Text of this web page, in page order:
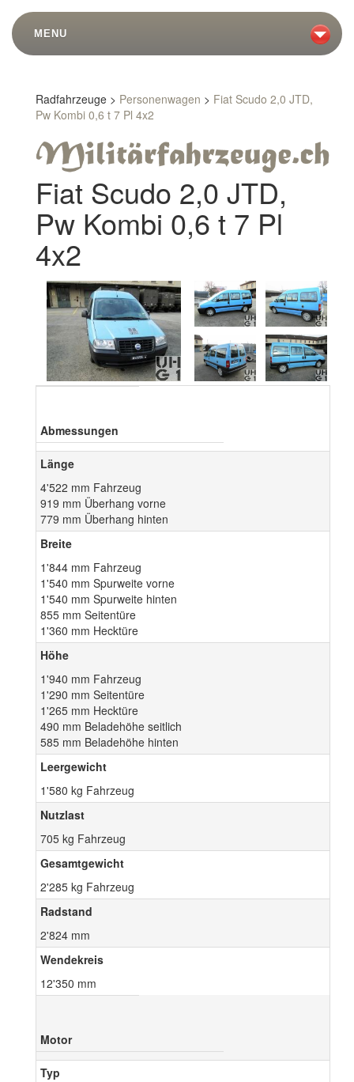
MENU
Radfahrzeuge > Personenwagen > Fiat Scudo 2,0 JTD,
Pw Kombi 0,6 t 7 Pl 4x2
Fiat Scudo 2,0 JTD,
Pw Kombi 0,6 t 7 Pl
4x2
Abmessungen
Länge
4'522 mm Fahrzeug
919 mm Überhang vorne
779 mm Überhang hinten
Breite
1'844 mm Fahrzeug
1'540 mm Spurweite vorne
1'540 mm Spurweite hinten
855 mm Seitentüre
1'360 mm Hecktüre
Höhe
1'940 mm Fahrzeug
1'290 mm Seitentüre
1'265 mm Hecktüre
490 mm Beladehöhe seitlich
585 mm Beladehöhe hinten
Leergewicht
1'580 kg Fahrzeug
Nutzlast
705 kg Fahrzeug
Gesamtgewicht
2'285 kg Fahrzeug
Radstand
2'824 mm
Wendekreis
12'350 mm
Motor
Typ